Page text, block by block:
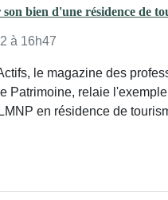
bien d'une résidence de
à 16h47
le magazine des
Patrimoine, relaie
en résidence de